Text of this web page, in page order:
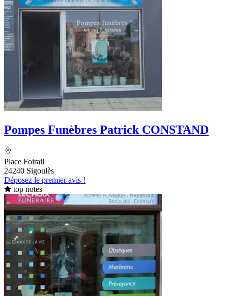
Pompes Funèbres Patrick CONSTAND
Place Foirail
24240 Sigoulès
Déposez le premier avis !
top notes